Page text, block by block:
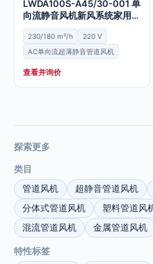
LWDA100S-A45/30-001 单
向流静音风机新风系统家用商
用管道新风净化排风扇
230/180 m³/h
220 V
AC单向流超薄静音管道风机
查看并询价
探索更多
类目
管道风机
超静音管道风机
分体式管道风机
塑料管道风
混流管道风机
金属管道风机
特性标签